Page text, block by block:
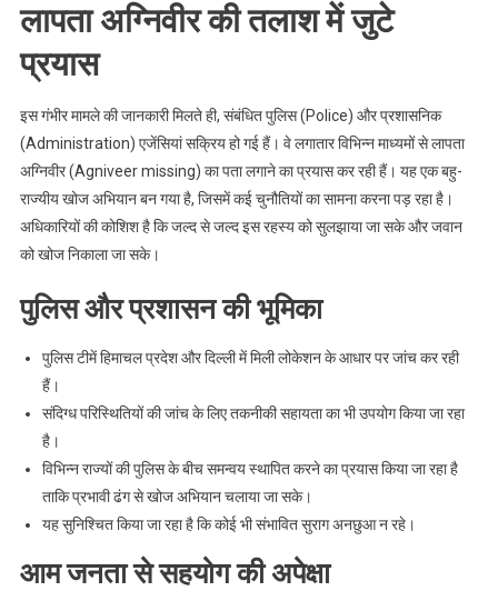
लापता अग्निवीर की तलाश में जुटे
प्रयास
इस गंभीर मामले की जानकारी मिलते ही, संबंधित पुलिस (Police) और प्रशासनिक
(Administration) एजेंसियां सक्रिय हो गई हैं। वे लगातार विभिन्न माध्यमों से लापता
अग्निवीर (Agniveer missing) का पता लगाने का प्रयास कर रही हैं। यह एक बहु-
राज्यीय खोज अभियान बन गया है, जिसमें कई चुनौतियों का सामना करना पड़ रहा है।
अधिकारियों की कोशिश है कि जल्द से जल्द इस रहस्य को सुलझाया जा सके और जवान
को खोज निकाला जा सके।
पुलिस और प्रशासन की भूमिका
पुलिस टीमें हिमाचल प्रदेश और दिल्ली में मिली लोकेशन के आधार पर जांच कर रही
हैं।
संदिग्ध परिस्थितियों की जांच के लिए तकनीकी सहायता का भी उपयोग किया जा रहा
है।
विभिन्न राज्यों की पुलिस के बीच समन्वय स्थापित करने का प्रयास किया जा रहा है
ताकि प्रभावी ढंग से खोज अभियान चलाया जा सके।
यह सुनिश्चित किया जा रहा है कि कोई भी संभावित सुराग अनछुआ न रहे।
आम जनता से सहयोग की अपेक्षा